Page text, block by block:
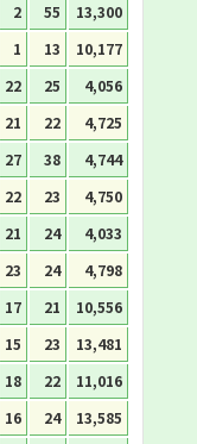
2 55
13,300
1 13 10,177
22 25
4,056
21 22 4,725
27 38
4,744
22 23 4,750
21 24
4,033
23 24 4,798
17 21
10,556
15 23 13,481
18 22
11,016
16 24
13,585